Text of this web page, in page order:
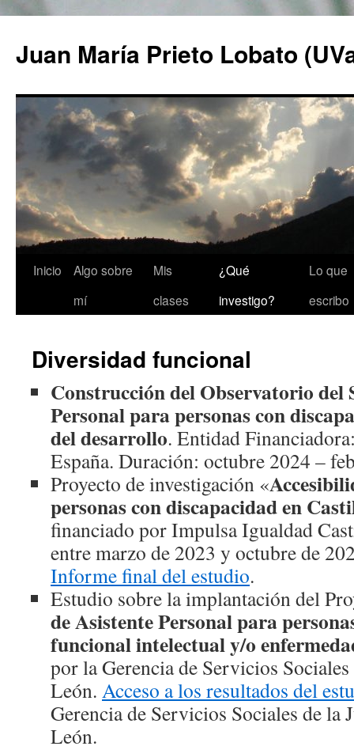
contenido
Juan María Prieto Lobato
Inicio
Algo sobre
mí
Mis
clases
¿Qué
investigo?
Lo que
escribo
Diversidad funcional
Construcción del Observatorio del
Personal para personas con
del desarrollo. Entidad
España. Duración: octubre 2024 –
Proyecto de investigación «
personas con discapacidad en
financiado por Impulsa Igualdad
entre marzo de 2023 y octubre de
Informe final del estudio.
Estudio sobre la implantación del
de Asistente Personal para
funcional intelectual y/o
por la Gerencia de Servicios
León. Acceso a los resultados del
Gerencia de Servicios Sociales de la
León.